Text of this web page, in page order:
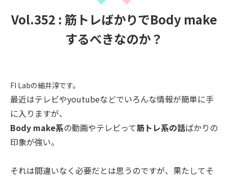
Vol.352 : 筋トレばかりでBody make
するべきなのか？
FI Labの細井淳です。
最近はテレビやyoutubeなどでいろんな情報が簡単に手
に入 りますが、
Body make系の動画やテレビって筋トレ系の話ばかりの
印象が強い。
それは間違いなく必要だとは思うのですが、果たしてそ